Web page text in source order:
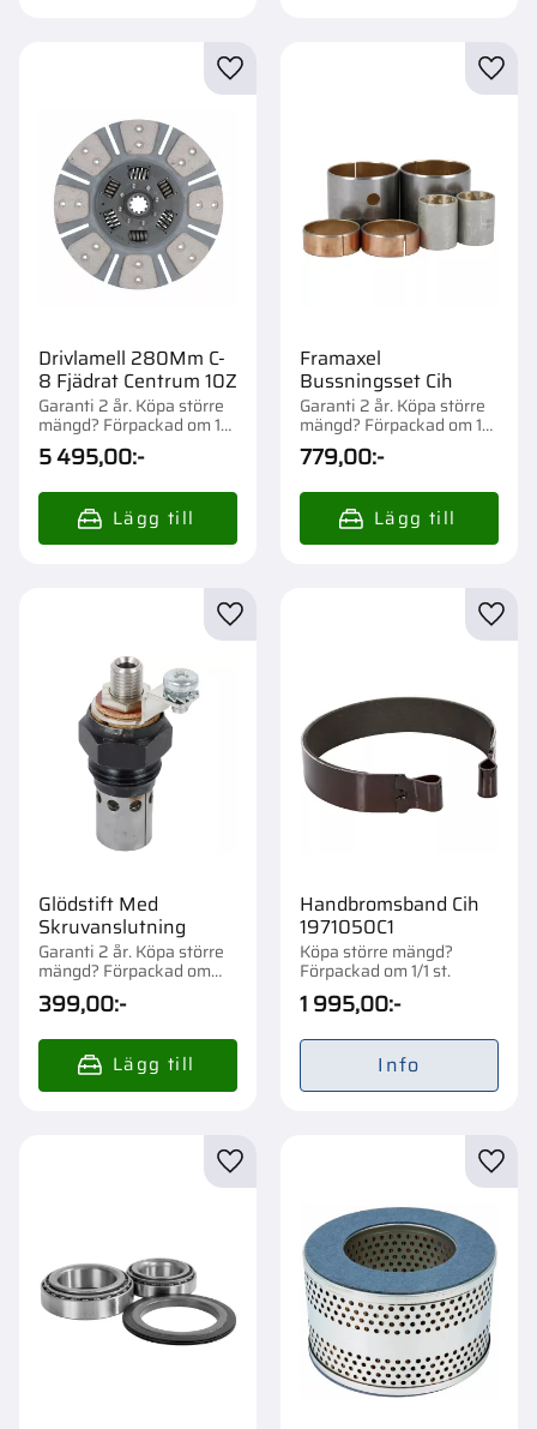
Drivlamell 280Mm C-
8 Fjädrat Centrum 10Z
Garanti 2 år. Köpa större
mängd? Förpackad om 1
st.
5 495,00:-
Lägg till i favoriter
Framaxel
Bussningsset Cih
Garanti 2 år. Köpa större
mängd? Förpackad om 1
st.
779,00:-
Glödstift Med
Skruvanslutning
Garanti 2 år. Köpa större
mängd? Förpackad om
1/25 st.
399,00:-
Lägg till i favoriter
Handbromsband Cih
1971050C1
Köpa större mängd?
Förpackad om 1/1 st.
1 995,00:-
Info
Lägg till i favoriter